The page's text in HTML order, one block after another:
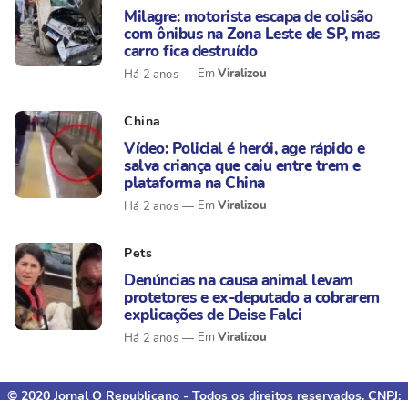
Milagre: motorista escapa de colisão
com ônibus na Zona Leste de SP, mas
carro fica destruído
Há 2 anos Viralizou
China
Vídeo: Policial é herói, age rápido e
salva criança que caiu entre trem e
plataforma na China
Há 2 anos Viralizou
Pets
Denúncias na causa animal levam
protetores e ex-deputado a cobrarem
explicações de Deise Falci
Há 2 anos Viralizou
© 2020 Jornal O Republicano - Todos os direitos reservados. CNPJ: